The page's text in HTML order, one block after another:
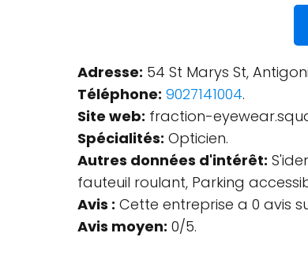
Adresse: 54 St Marys St,
Téléphone: 9027141004.
Site web: fraction-
Spécialités: Opticien.
Autres données d'intérêt:
fauteuil roulant, Parking
Avis : Cette entreprise a 0 avis
Avis moyen: 0/5.